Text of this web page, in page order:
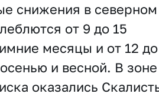
снижения в северном
от 9 до 15
месяцы и от 12 до
и весной. В зоне
оказались